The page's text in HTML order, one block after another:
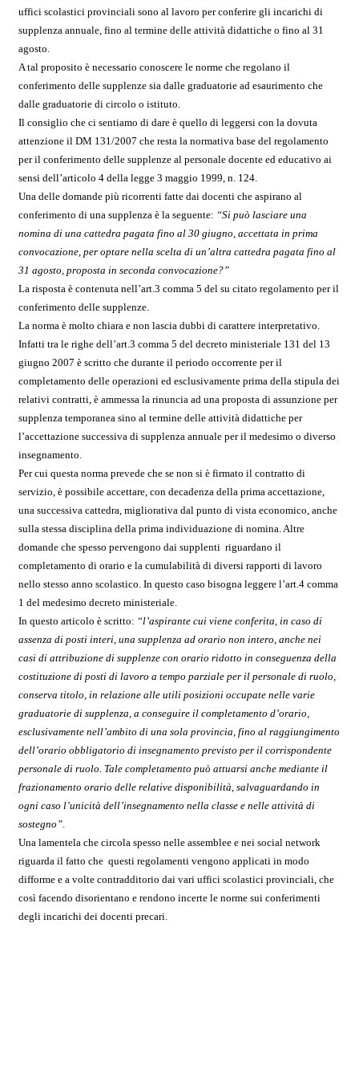
uffici scolastici provinciali sono al lavoro per conferire gli incarichi di
supplenza annuale, fino al termine delle attività didattiche o fino al 31
agosto.
A tal proposito è necessario conoscere le norme che regolano il
conferimento delle supplenze sia dalle graduatorie ad esaurimento che
dalle graduatorie di circolo o istituto.
Il consiglio che ci sentiamo di dare è quello di leggersi con la dovuta
attenzione il DM 131/2007 che resta la normativa base del regolamento
per il conferimento delle supplenze al personale docente ed educativo ai
sensi dell’articolo 4 della legge 3 maggio 1999, n. 124.
Una delle domande più ricorrenti fatte dai docenti che aspirano al
conferimento di una supplenza è la seguente: “Si può lasciare una
nomina di una cattedra pagata fino al 30 giugno, accettata in prima
convocazione, per optare nella scelta di un’altra cattedra pagata fino al
31 agosto, proposta in seconda convocazione?”
La risposta è contenuta nell’art.3 comma 5 del su citato regolamento per il
conferimento delle supplenze.
La norma è molto chiara e non lascia dubbi di carattere interpretativo.
Infatti tra le righe dell’art.3 comma 5 del decreto ministeriale 131 del 13
giugno 2007 è scritto che durante il periodo occorrente per il
completamento delle operazioni ed esclusivamente prima della stipula dei
relativi contratti, è ammessa la rinuncia ad una proposta di assunzione per
supplenza temporanea sino al termine delle attività didattiche per
l’accettazione successiva di supplenza annuale per il medesimo o diverso
insegnamento.
Per cui questa norma prevede che se non si è firmato il contratto di
servizio, è possibile accettare, con decadenza della prima accettazione,
una successiva cattedra, migliorativa dal punto di vista economico, anche
sulla stessa disciplina della prima individuazione di nomina. Altre
domande che spesso pervengono dai supplenti riguardano il
completamento di orario e la cumulabilità di diversi rapporti di lavoro
nello stesso anno scolastico. In questo caso bisogna leggere l’art.4 comma
1 del medesimo decreto ministeriale.
In questo articolo è scritto: “l’aspirante cui viene conferita, in caso di
assenza di posti interi, una supplenza ad orario non intero, anche nei
casi di attribuzione di supplenze con orario ridotto in conseguenza della
costituzione di posti di lavoro a tempo parziale per il personale di ruolo,
conserva titolo, in relazione alle utili posizioni occupate nelle varie
graduatorie di supplenza, a conseguire il completamento d’orario,
esclusivamente nell’ambito di una sola provincia, fino al raggiungimento
dell’orario obbligatorio di insegnamento previsto per il corrispondente
personale di ruolo. Tale completamento può attuarsi anche mediante il
frazionamento orario delle relative disponibilità, salvaguardando in
ogni caso l’unicità dell’insegnamento nella classe e nelle attività di
sostegno”
Una lamentela che circola spesso nelle assemblee e nei social network
riguarda il fatto che questi regolamenti vengono applicati in modo
difforme e a volte contradditorio dai vari uffici scolastici provinciali, che
così facendo disorientano e rendono incerte le norme sui conferimenti
degli incarichi dei docenti precari.